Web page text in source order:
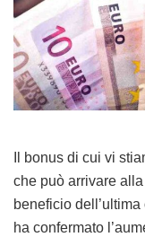
Il bonus di cui vi
che può arrivare
beneficio
ha confermato